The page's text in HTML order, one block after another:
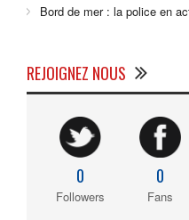
Bord de mer : la police en
REJOIGNEZ NOUS
0
Followers
0
Fans